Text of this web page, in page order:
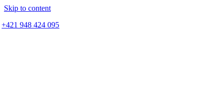
Skip to content
+421 948 424 095